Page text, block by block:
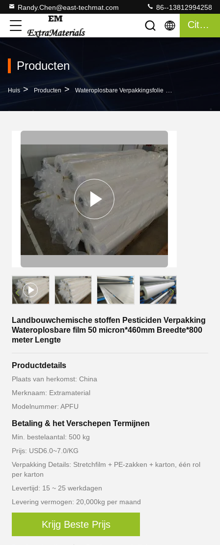
Randy.Chen@east-techmat.com 86--13812994258
Citaat
Producten
Huis > Producten > Wateroplosbare Verpakkingsfolie >
Landbouwchemische stoffen Pesticiden Verpakking
Wateroplosbare film 50 micron*460mm Breedte*800
meter Lengte
Productdetails
Plaats van herkomst: China
Merknaam: Extramaterial
Modelnummer: APFU
Betaling & het Verschepen Termijnen
Min. bestelaantal: 500 kg
Prijs: USD6.0~7.0/KG
Verpakking Details: Stretchfilm + PE-zakken + karton, één rol
per karton
Levertijd: 15 ~ 25 werkdagen
Levering vermogen: 20,000kg per maand
Krijg Beste Prijs